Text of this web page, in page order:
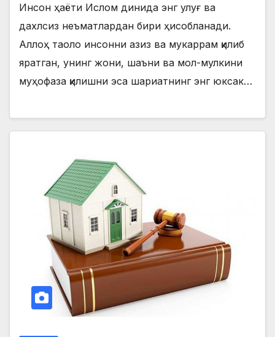
Инсон ҳаёти Ислом динида энг улуғ ва
дахлсиз неъматлардан бири ҳисобланади.
Аллоҳ таоло инсонни азиз ва мукаррам қилиб
яратган, унинг жони, шаъни ва мол-мулкини
муҳофаза қилишни эса шариатнинг энг юксак…